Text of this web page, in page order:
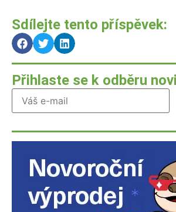
Sdílejte tento příspěvek:
Přihlaste se k odběru